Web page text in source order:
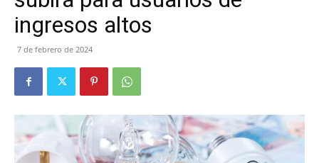
ingresos altos
7 de febrero de 2024